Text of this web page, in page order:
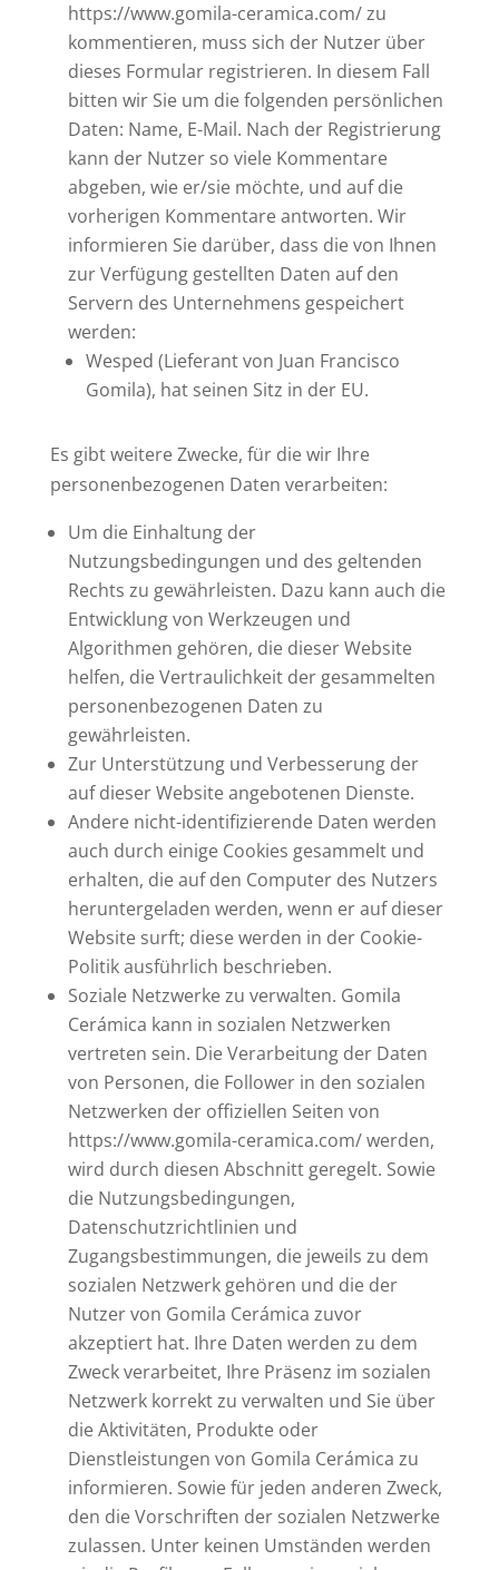
https://www.gomila-ceramica.com/ zu
kommentieren, muss sich der Nutzer über
dieses Formular registrieren. In diesem Fall
bitten wir Sie um die folgenden persönlichen
Daten: Name, E-Mail. Nach der Registrierung
kann der Nutzer so viele Kommentare
abgeben, wie er/sie möchte, und auf die
vorherigen Kommentare antworten. Wir
informieren Sie darüber, dass die von Ihnen
zur Verfügung gestellten Daten auf den
Servern des Unternehmens gespeichert
werden:
Wesped (Lieferant von Juan Francisco
Gomila), hat seinen Sitz in der EU.
Es gibt weitere Zwecke, für die wir Ihre
personenbezogenen Daten verarbeiten:
Um die Einhaltung der
Nutzungsbedingungen und des geltenden
Rechts zu gewährleisten. Dazu kann auch die
Entwicklung von Werkzeugen und
Algorithmen gehören, die dieser Website
helfen, die Vertraulichkeit der gesammelten
personenbezogenen Daten zu
gewährleisten.
Zur Unterstützung und Verbesserung der
auf dieser Website angebotenen Dienste.
Andere nicht-identifizierende Daten werden
auch durch einige Cookies gesammelt und
erhalten, die auf den Computer des Nutzers
heruntergeladen werden, wenn er auf dieser
Website surft; diese werden in der Cookie-
Politik ausführlich beschrieben.
Soziale Netzwerke zu verwalten. Gomila
Cerámica kann in sozialen Netzwerken
vertreten sein. Die Verarbeitung der Daten
von Personen, die Follower in den sozialen
Netzwerken der offiziellen Seiten von
https://www.gomila-ceramica.com/ werden,
wird durch diesen Abschnitt geregelt. Sowie
die Nutzungsbedingungen,
Datenschutzrichtlinien und
Zugangsbestimmungen, die jeweils zu dem
sozialen Netzwerk gehören und die der
Nutzer von Gomila Cerámica zuvor
akzeptiert hat. Ihre Daten werden zu dem
Zweck verarbeitet, Ihre Präsenz im sozialen
Netzwerk korrekt zu verwalten und Sie über
die Aktivitäten, Produkte oder
Dienstleistungen von Gomila Cerámica zu
informieren. Sowie für jeden anderen Zweck,
den die Vorschriften der sozialen Netzwerke
zulassen. Unter keinen Umständen werden